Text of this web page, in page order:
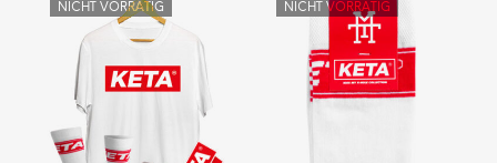
NICHT VORRÄTIG NICHT VORRÄTIG